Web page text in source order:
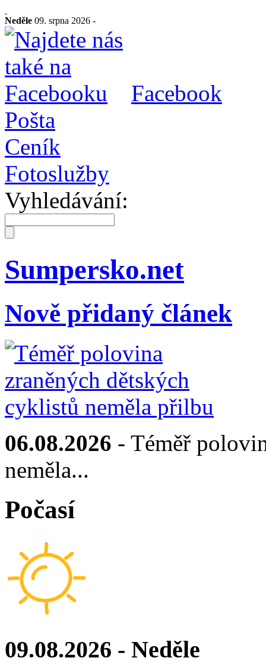
Neděle 09. srpna 2026 -
Facebook
Pošta
Ceník
Fotoslužby
Vyhledávání:
Sumpersko.net
Nově přidaný článek
06.08.2026 - Téměř
neměla...
Počasí
09.08.2026 - Neděle